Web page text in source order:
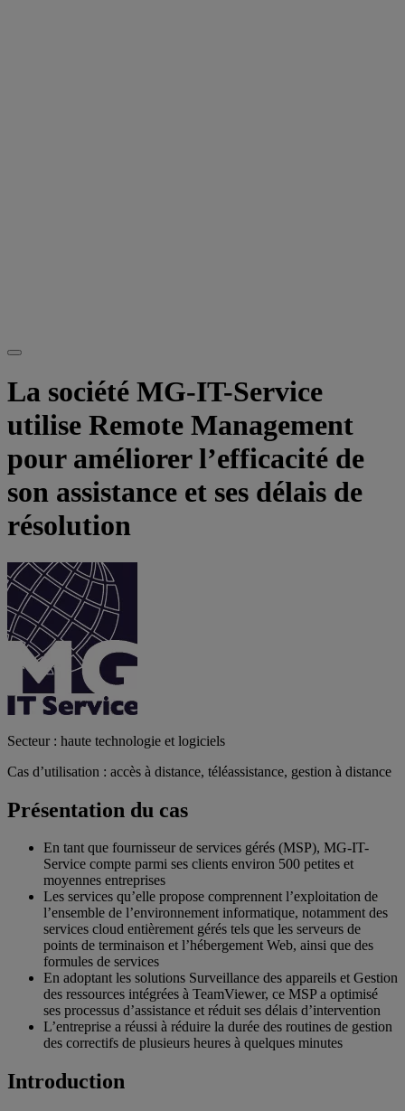
La société MG-IT-Service
utilise Remote Management
pour améliorer l’efficacité de
son assistance et ses délais de
résolution
Secteur : haute technologie et logiciels
Cas d’utilisation : accès à distance, téléassistance, gestion à distance
Présentation du cas
En tant que fournisseur de services gérés (MSP), MG-IT-
Service compte parmi ses clients environ 500 petites et
moyennes entreprises
Les services qu’elle propose comprennent l’exploitation de
l’ensemble de l’environnement informatique, notamment des
services cloud entièrement gérés tels que les serveurs de
points de terminaison et l’hébergement Web, ainsi que des
formules de services
En adoptant les solutions Surveillance des appareils et Gestion
des ressources intégrées à TeamViewer, ce MSP a optimisé
ses processus d’assistance et réduit ses délais d’intervention
L’entreprise a réussi à réduire la durée des routines de gestion
des correctifs de plusieurs heures à quelques minutes
Introduction